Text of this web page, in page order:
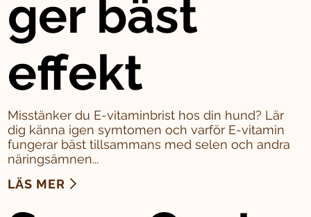
ger bäst
effekt
Misstänker du E-vitaminbrist hos din hund? Lär
dig känna igen symtomen och varför E-vitamin
fungerar bäst tillsammans med selen och andra
näringsämnen...
LÄS MER